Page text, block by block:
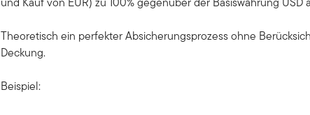
Theoretisch ein perfekter Absicherungsprozess ohne
Deckung.
Beispiel: